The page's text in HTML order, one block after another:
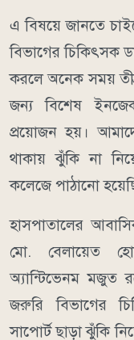
এ বিষয়ে জানতে
বিভাগের চিকিৎসক
করলে অনেক সময় তীব্র
জন্য বিশেষ
প্রয়োজন হয়।
থাকায় ঝুঁকি না
কলেজে পাঠানো
হাসপাতালের
মো. বেলায়েত
অ্যান্টিভেনম মজুত
জরুরি বিভাগের
সাপোর্ট ছাড়া ঝুঁকি